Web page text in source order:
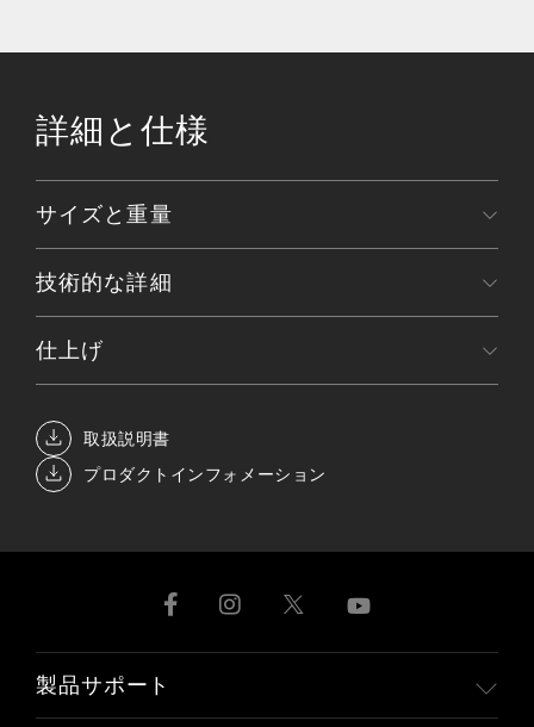
詳細と仕様
取扱説明書
プロダクトインフォメーション
サイズと重量
技術的な詳細
仕上げ
製品サポート